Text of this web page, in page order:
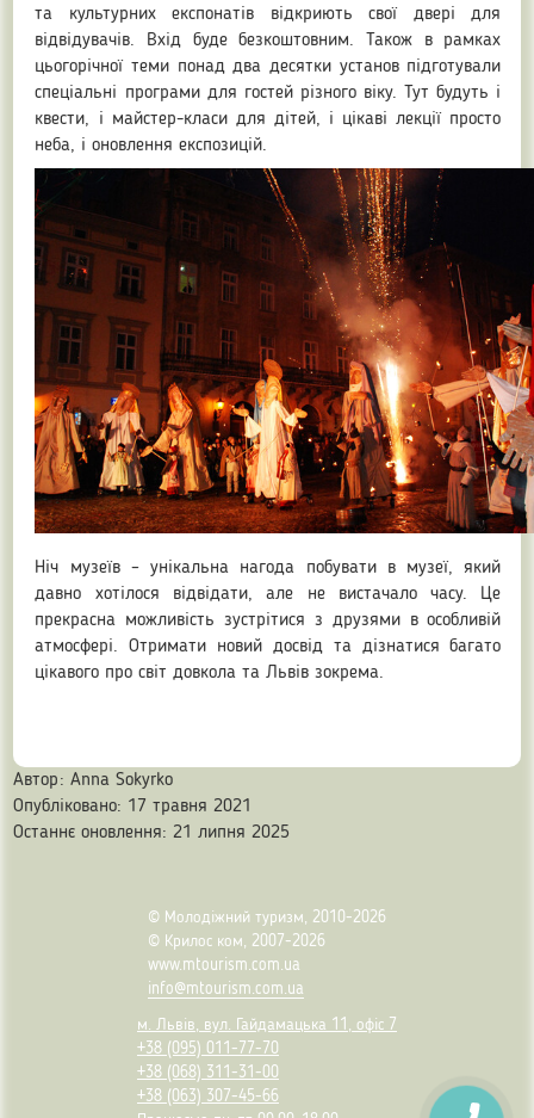
та культурних експонатів відкриють свої двері для
відвідувачів. Вхід буде безкоштовним. Також в рамках
цьогорічної теми понад два десятки установ підготували
спеціальні програми для гостей різного віку. Тут будуть і
квести, і майстер-класи для дітей, і цікаві лекції просто
неба, і оновлення експозицій.
Ніч музеїв – унікальна нагода побувати в музеї, який
давно хотілося відвідати, але не вистачало часу. Це
прекрасна можливість зустрітися з друзями в особливій
атмосфері. Отримати новий досвід та дізнатися багато
цікавого про світ довкола та Львів зокрема.
Автор:Anna Sokyrko
Опубліковано: 17 травня 2021
Останнє оновлення: 21 липня 2025
© Молодіжний туризм, 2010-2026
© Крилос ком, 2007-2026
www.mtourism.com.ua
info@mtourism.com.ua
м. Львів, вул. Гайдамацька 11, офіс 7
+38 (095) 011-77-70
+38 (068) 311-31-00
+38 (063) 307-45-66